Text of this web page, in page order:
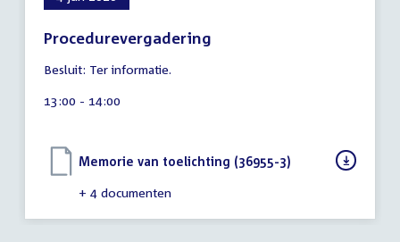
Procedurevergadering
augustus
Besluit: Ter informatie.
Tijd
13:00 - 14:00
Download
Memorie van toelichting (36955-3)
+ 4 documenten